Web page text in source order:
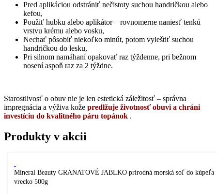
Pred aplikáciou odstrániť nečistoty suchou handričkou alebo
kefou,
Použiť hubku alebo aplikátor – rovnomerne naniesť tenkú
vrstvu krému alebo vosku,
Nechať pôsobiť niekoľko minút, potom vyleštiť suchou
handričkou do lesku,
Pri silnom namáhaní opakovať raz týždenne, pri bežnom
nosení aspoň raz za 2 týždne.
Starostlivosť o obuv nie je len estetická záležitosť – správna
impregnácia a výživa kože predlžuje životnosť obuvi a chráni
investíciu do kvalitného páru topánok .
Produkty v akcii
Mineral Beauty GRANATOVÉ JABLKO prírodná morská soľ do kúpeľa
vrecko 500g